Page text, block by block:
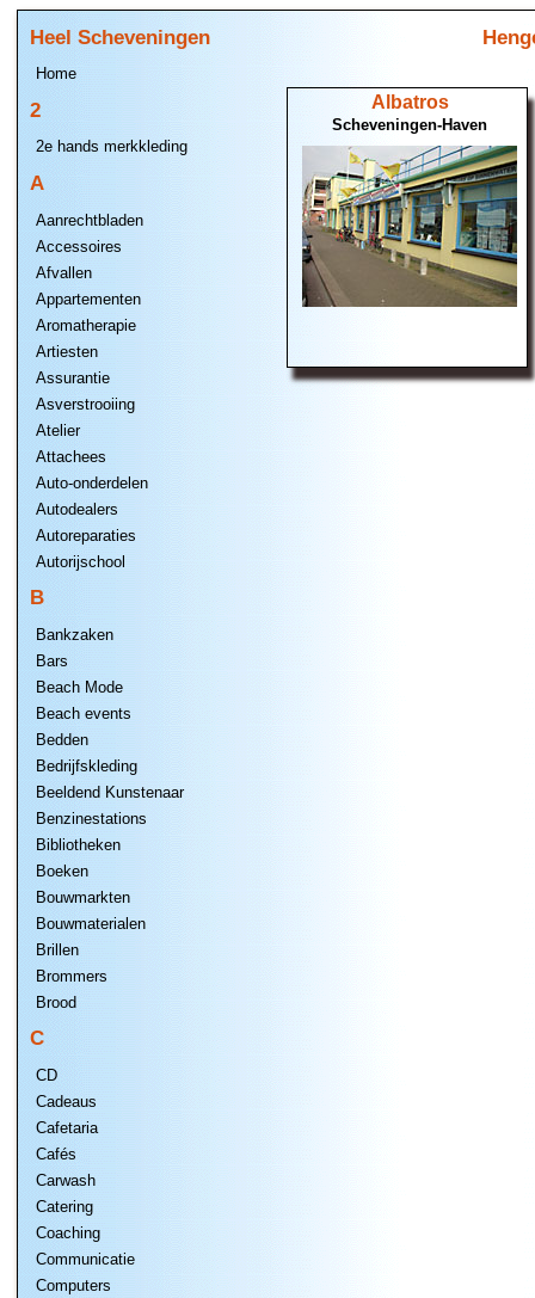
Heel Scheveningen
Home
2
2e hands merkkleding
A
Aanrechtbladen
Accessoires
Afvallen
Appartementen
Aromatherapie
Artiesten
Assurantie
Asverstrooiing
Atelier
Attachees
Auto-onderdelen
Autodealers
Autoreparaties
Autorijschool
B
Bankzaken
Bars
Beach Mode
Beach events
Bedden
Bedrijfskleding
Beeldend Kunstenaar
Benzinestations
Bibliotheken
Boeken
Bouwmarkten
Bouwmaterialen
Brillen
Brommers
Brood
C
CD
Cadeaus
Cafetaria
Cafés
Carwash
Catering
Coaching
Communicatie
Computers
Albatros
Scheveningen-Haven